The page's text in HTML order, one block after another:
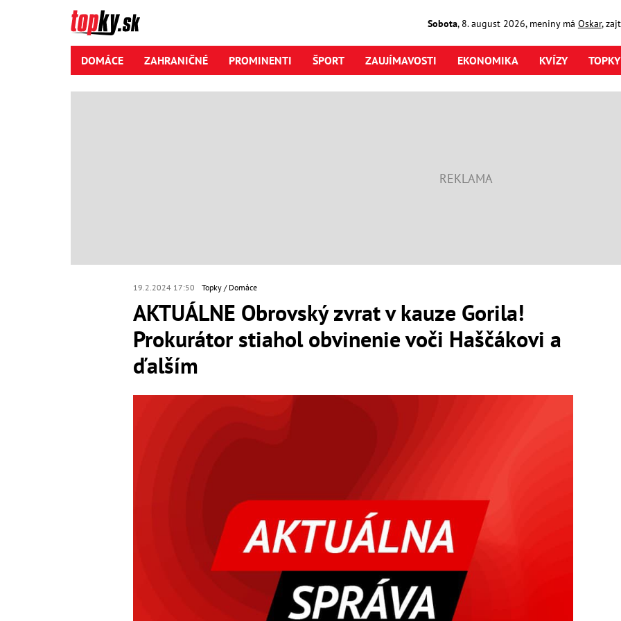
Sobota, 8. august2026, meniny má Oskar,
DOMÁCE ZAHRANIČNÉ PROMINENTI ŠPORT ZAUJÍMAVOSTI EKONOMIKA KVÍZY
19.2.2024 17:50 Topky Domáce
AKTUÁLNE Obrovský zvrat v kauze Gorila!
Prokurátor stiahol obvinenie voči Haščákovi a
ďalším